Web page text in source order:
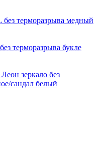
терморазрыва медный
терморазрыва букле
зеркало без
сандал белый